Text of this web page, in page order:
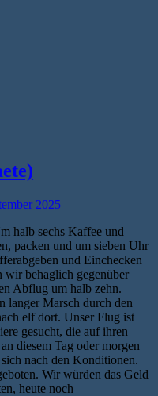
2025
halb sechs Kaffee und
packen und um sieben Uhr
und Einchecken
wir behaglich gegenüber
Abflug um halb zehn.
langer Marsch durch den
elf dort. Unser Flug ist
gesucht, die auf ihren
diesem Tag oder morgen
nach den Konditionen.
Wir würden das Geld
heute noch